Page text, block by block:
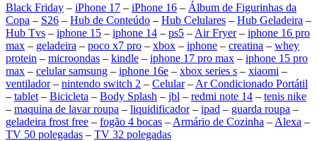
Black Friday – iPhone 17 – iPhone 16 – Álbum de Figurinhas da
Copa – S26 – Hub de Conteúdo – Hub Celulares – Hub Geladeira –
Hub Tvs – iphone 15 – iphone 14 – ps5 – Air Fryer– iphone 16 pro
max – geladeira – poco x7 pro – xbox – iphone – creatina – whey
protein – microondas – kindle – iphone 17 pro max – iphone 15 pro
max – celular samsung – iphone 16e – xbox series s – xiaomi –
ventilador– nintendo switch 2 – Celular– Ar Condicionado Portátil
– tablet – Bicicleta – Body Splash – jbl – redmi note 14 – tenis nike
– maquina de lavar roupa – liquidificador– ipad – guarda roupa –
geladeira frost free – fogão 4 bocas – Armário de Cozinha – Alexa –
TV 50 polegadas – TV 32 polegadas